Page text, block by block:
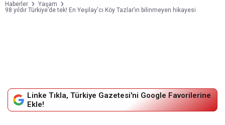
Haberler
Yaşam
98 yıldır Türkiye’de tek! En Yeşilay'cı Köy Tazlar’ın bilinmeyen hikayesi
Linke Tıkla, Türkiye Gazetesi'ni Google Favorilerine
Ekle!